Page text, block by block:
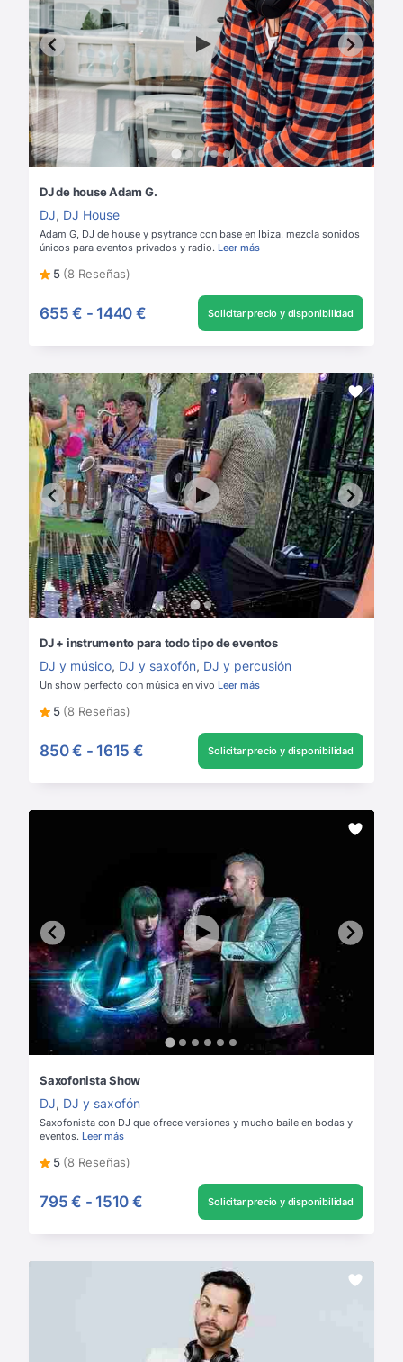
DJ de house Adam G.
DJ, DJ House
Adam G, DJ de house y psytrance con base en Ibiza, mezcla sonidos
únicos para eventos privados y radio. Leer más
5 (8 Reseñas)
655 € - 1440 € Solicitar precio y disponibilidad
DJ + instrumento para todo tipo de eventos
DJ y músico, DJ y saxofón, DJ y percusión
Un show perfecto con música en vivo Leer más
5 (8 Reseñas)
850 € - 1615 € Solicitar precio y disponibilidad
Saxofonista Show
DJ, DJ y saxofón
Saxofonista con DJ que ofrece versiones y mucho baile en bodas y
eventos. Leer más
5 (8 Reseñas)
795 € - 1510 € Solicitar precio y disponibilidad